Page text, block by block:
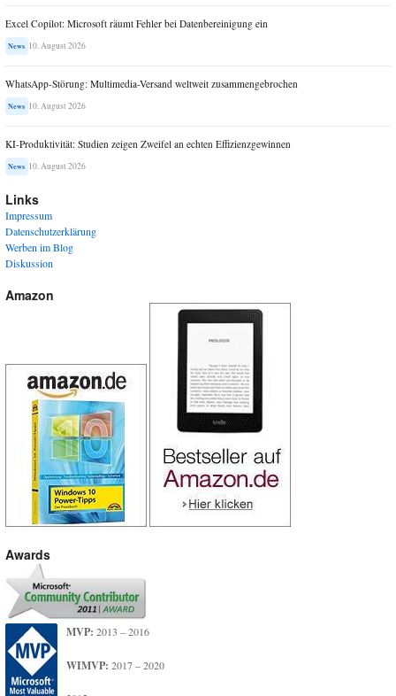
Excel Copilot: Microsoft räumt Fehler bei Datenbereinigung ein
News 10. August 2026
WhatsApp-Störung: Multimedia-Versand weltweit zusammengebrochen
News 10. August 2026
KI-Produktivität: Studien zeigen Zweifel an echten Effizienzgewinnen
News 10. August 2026
Links
Impressum
Datenschutzerklärung
Werben im Blog
Diskussion
Amazon
Awards
MVP: 2013 – 2016
WIMVP: 2017 – 2020